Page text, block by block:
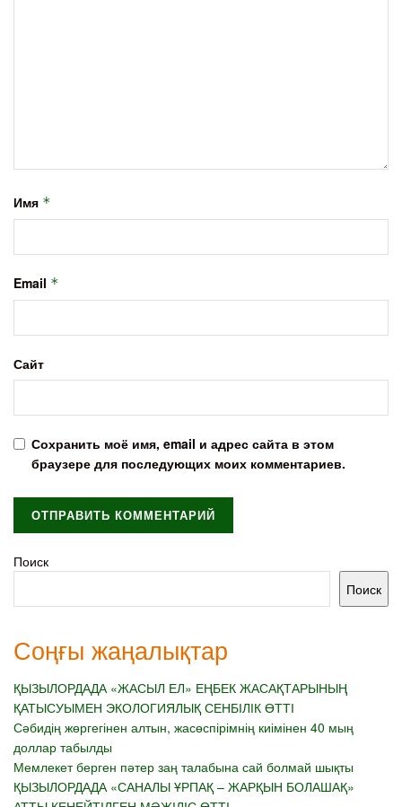
Имя *
Email *
Сайт
Сохранить моё имя, email и адрес сайта в этом
браузере для последующих моих комментариев.
Поиск
Поиск
Соңғы жаңалықтар
ҚЫЗЫЛОРДАДА «ЖАСЫЛ ЕЛ» ЕҢБЕК ЖАСАҚТАРЫНЫҢ
ҚАТЫСУЫМЕН ЭКОЛОГИЯЛЫҚ СЕНБІЛІК ӨТТІ
Сәбидің жөргегінен алтын, жасөспірімнің киімінен 40 мың
доллар табылды
Мемлекет берген пәтер заң талабына сай болмай шықты
ҚЫЗЫЛОРДАДА «САНАЛЫ ҰРПАҚ – ЖАРҚЫН БОЛАШАҚ»